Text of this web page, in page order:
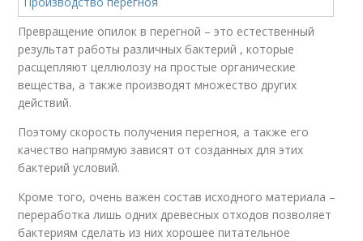
Превращение опилок в перегной – это естественный
результат работы различных бактерий , которые
расщепляют целлюлозу на простые органические
вещества, а также производят множество других
действий.
Поэтому скорость получения перегноя, а также его
качество напрямую зависят от созданных для этих
бактерий условий.
Кроме того, очень важен состав исходного материала –
переработка лишь одних древесных отходов позволяет
бактериям сделать из них хорошее питательное